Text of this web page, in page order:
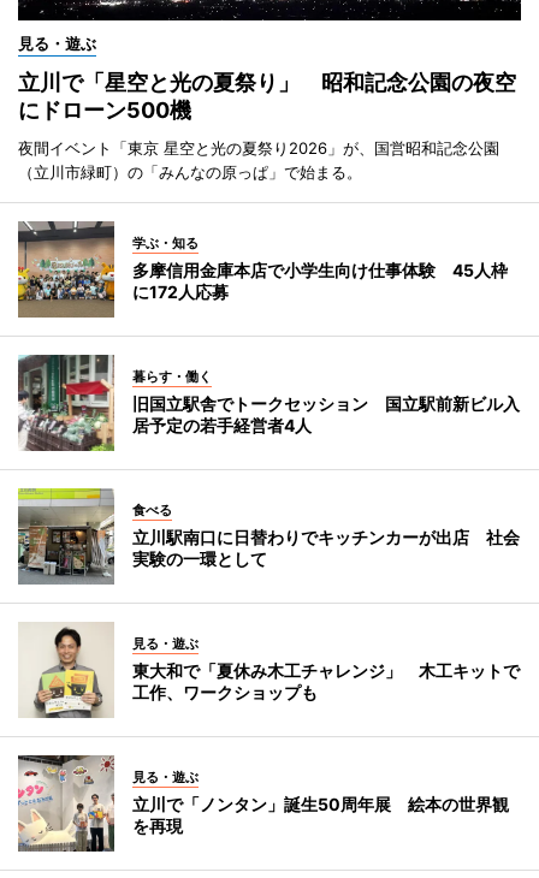
見る・遊ぶ
立川で「星空と光の夏祭り」 昭和記念公園の夜空
にドローン500機
夜間イベント「東京 星空と光の夏祭り2026」が、国営昭和記念公園
（立川市緑町）の「みんなの原っぱ」で始まる。
学ぶ・知る
多摩信用金庫本店で小学生向け仕事体験 45人枠
に172人応募
暮らす・働く
旧国立駅舎でトークセッション 国立駅前新ビル入
居予定の若手経営者4人
食べる
立川駅南口に日替わりでキッチンカーが出店 社会
実験の一環として
見る・遊ぶ
東大和で「夏休み木工チャレンジ」 木工キットで
工作、ワークショップも
見る・遊ぶ
立川で「ノンタン」誕生50周年展 絵本の世界観
を再現